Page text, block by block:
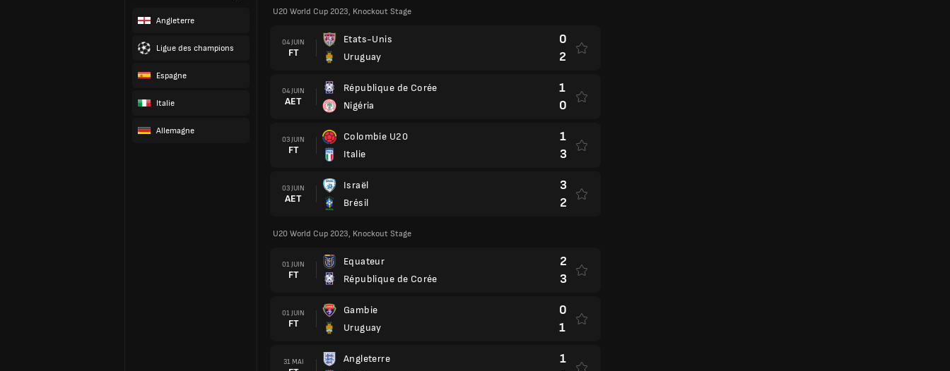
Angleterre
Ligue des champions
Espagne
Italie
Allemagne
U20 World Cup 2023, Knockout Stage
04 JUIN
FT
Etats-Unis
Uruguay
0
2
04 JUIN
AET
République de Corée
Nigéria
1
0
03 JUIN
FT
Colombie U20
Italie
1
3
03 JUIN
AET
Israël
Brésil
3
2
U20 World Cup 2023, Knockout Stage
01 JUIN
FT
Equateur
République de Corée
2
3
01 JUIN
FT
Gambie
Uruguay
0
1
31 MAI
Angleterre
1